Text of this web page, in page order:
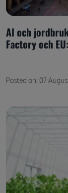
AI och
Factory och
Posted on: 07